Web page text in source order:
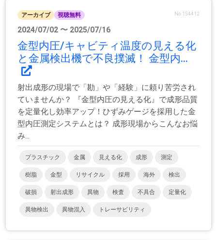
アーカイブ 視聴無料 No.154412
2024/07/02 〜 2025/07/16
金型内圧/キャビティ温度の見える化
と金属検出機で不良撲滅！ 金型内...
射出成形の現場で「勘」や「経験」に頼り苦労され
ていませんか？ 『金型内圧の見える化』で成形品質
を定量化し効率アップ！ひずみゲージを採用した金
型内圧測定システムとは？ 成形現場からこんなお悩
み...
プラスチック 金属 見える化 成形 測定
樹脂 金型 リサイクル 採用 海外 検出
破損 射出成形 異物 検査 不具合 定量化
異物検出 異物混入 トレーサビリティ